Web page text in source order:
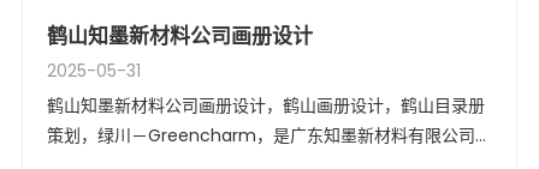
鹤山知墨新材料公司画册设计
2025-05-31
鹤山知墨新材料公司画册设计，鹤山画册设计，鹤山目录册
策划，绿川－Greencharm，是广东知墨新材料有限公司拥